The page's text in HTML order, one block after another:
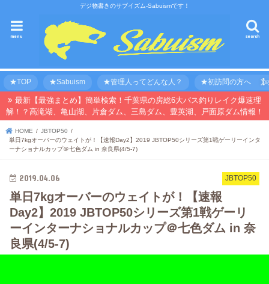
デジ物書きのサブイズム-Sabuismです！
search
menu
★TOP ★Sabuism ★管理人ってどんな人？ ★初訪問の方へ 【
最新【最強まとめ】簡単検索！千葉県の房総6大バス釣りレイク爆速理
解！？高滝湖、亀山湖、片倉ダム、三島ダム、豊英湖、戸面原ダム情報！
HOME
JBTOP50
単日7kgオーバーのウェイトが！【速報Day2】2019 JBTOP50シリーズ第1戦ゲーリーインタ
ーナショナルカップ＠七色ダム in 奈良県(4/5-7)
JBTOP50
2019.04.06
単日7kgオーバーのウェイトが！【速報
Day2】2019 JBTOP50シリーズ第1戦ゲーリ
ーインターナショナルカップ＠七色ダム in 奈
良県(4/5-7)